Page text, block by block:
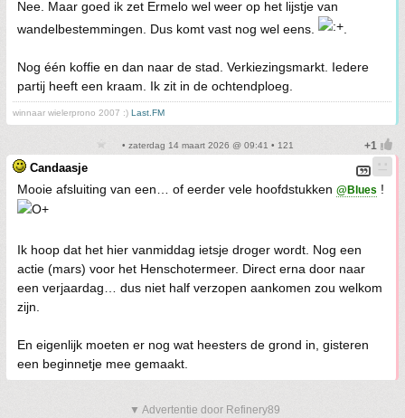
Nee. Maar goed ik zet Ermelo wel weer op het lijstje van
wandelbestemmingen. Dus komt vast nog wel eens.
Nog één koffie en dan naar de stad. Verkiezingsmarkt. Iedere
partij heeft een kraam. Ik zit in de ochtendploeg.
winnaar wielerprono 2007 :) Last.FM
• zaterdag 14 maart 2026 @ 09:41 • 121
Candaasje
Mooie afsluiting van een… of eerder vele hoofdstukken @Blues !
Ik hoop dat het hier vanmiddag ietsje droger wordt. Nog een
actie (mars) voor het Henschotermeer. Direct erna door naar
een verjaardag… dus niet half verzopen aankomen zou welkom
zijn.
En eigenlijk moeten er nog wat heesters de grond in, gisteren
een beginnetje mee gemaakt.
▼ Advertentie door Refinery89